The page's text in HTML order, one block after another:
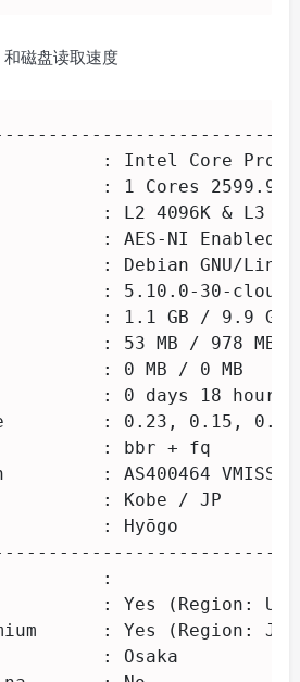
磁盘读取速度
: Intel Core
: 1 Cores 2599.996
: L2 4096K & L3
: AES-NI Enabled &
: Debian GNU/Linux
: 5.10.0-30-cloud-
: 1.1 GB / 9.9 GB
: 53 MB / 978 MB
: 0 MB / 0 MB
: 0 days 18 hour
: 0.23, 0.15, 0.16
: bbr + fq
: AS400464 VMISS
: Kobe / JP
: Hyōgo
:
: Yes (Region: US)
: Yes (Region: JP)
: Osaka